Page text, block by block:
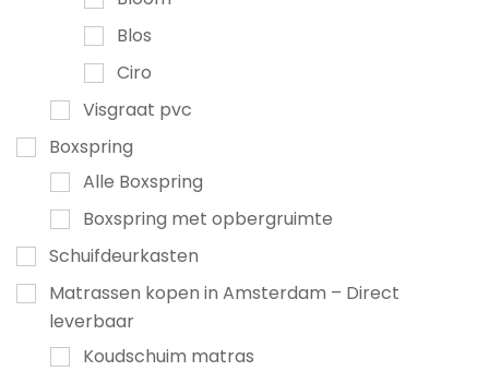
Blos
Ciro
Visgraat pvc
Boxspring
Alle Boxspring
Boxspring met opbergruimte
Schuifdeurkasten
Matrassen kopen in Amsterdam – Direct
leverbaar
Koudschuim matras